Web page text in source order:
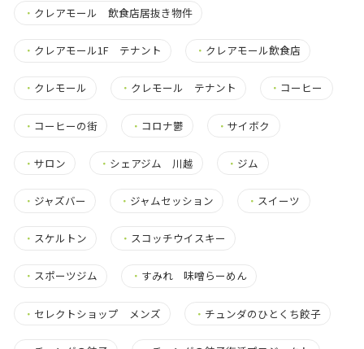
・ クレアモール 飲食店居抜き物件
・ クレアモール1F テナント ・ クレアモール飲食店
・ クレモール ・ クレモール テナント ・ コーヒー
・ コーヒーの街 ・ コロナ鬱 ・サイボク
・ サロン ・ シェアジム 川越 ・ ジム
・ ジャズバー ・ ジャムセッション ・ スイーツ
・ スケルトン ・ スコッチウイスキー
・ スポーツジム ・ すみれ 味噌らーめん
・ セレクトショップ メンズ ・ チュンダのひとくち餃子